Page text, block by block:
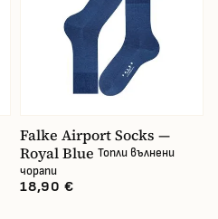
Falke Airport Socks —
Royal Blue Топли вълнени
чорапи
18,90 €